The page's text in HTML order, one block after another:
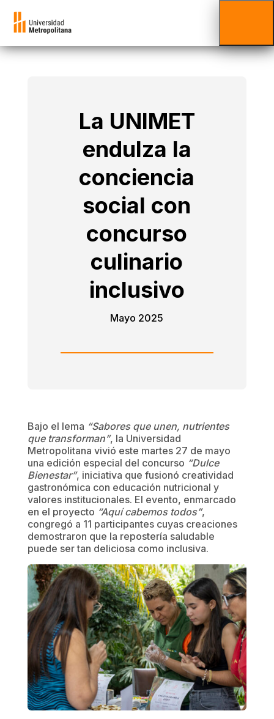
La UNIMET
endulza la
conciencia
social con
concurso
culinario
inclusivo
Mayo 2025
Bajo el lema “Sabores que unen, nutrientes
que transforman”, la Universidad
Metropolitana vivió este martes 27 de mayo
una edición especial del concurso “Dulce
Bienestar”, iniciativa que fusionó creatividad
gastronómica con educación nutricional y
valores institucionales. El evento, enmarcado
en el proyecto “Aquí cabemos todos”,
congregó a 11 participantes cuyas creaciones
demostraron que la repostería saludable
puede ser tan deliciosa como inclusiva.